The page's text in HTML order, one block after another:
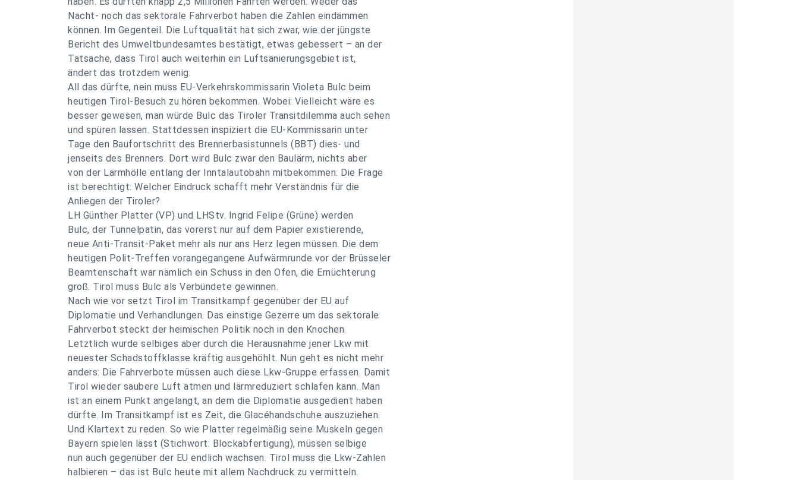
Nacht- noch das sektorale Fahrverbot haben die Zahlen eindämmen
können. Im Gegenteil. Die Luftqualität hat sich zwar, wie der jüngste
Bericht des Umweltbundesamtes bestätigt, etwas gebessert – an der
Tatsache, dass Tirol auch weiterhin ein Luftsanierungsgebiet ist,
ändert das trotzdem wenig.
All das dürfte, nein muss EU-Verkehrskommissarin Violeta Bulc beim
heutigen Tirol-Besuch zu hören bekommen. Wobei: Vielleicht wäre es
besser gewesen, man würde Bulc das Tiroler Transitdilemma auch sehen
und spüren lassen. Stattdessen inspiziert die EU-Kommissarin unter
Tage den Baufortschritt des Brennerbasistunnels (BBT) dies- und
jenseits des Brenners. Dort wird Bulc zwar den Baulärm, nichts aber
von der Lärmhölle entlang der Inntalautobahn mitbekommen. Die Frage
ist berechtigt: Welcher Eindruck schafft mehr Verständnis für die
Anliegen der Tiroler?
LH Günther Platter (VP) und LHStv. Ingrid Felipe (Grüne) werden
Bulc, der Tunnelpatin, das vorerst nur auf dem Papier existierende,
neue Anti-Transit-Paket mehr als nur ans Herz legen müssen. Die dem
heutigen Polit-Treffen vorangegangene Aufwärmrunde vor der Brüsseler
Beamtenschaft war nämlich ein Schuss in den Ofen, die Ernüchterung
groß. Tirol muss Bulc als Verbündete gewinnen.
Nach wie vor setzt Tirol im Transitkampf gegenüber der EU auf
Diplomatie und Verhandlungen. Das einstige Gezerre um das sektorale
Fahrverbot steckt der heimischen Politik noch in den Knochen.
Letztlich wurde selbiges aber durch die Herausnahme jener Lkw mit
neuester Schadstoffklasse kräftig ausgehöhlt. Nun geht es nicht mehr
anders: Die Fahrverbote müssen auch diese Lkw-Gruppe erfassen. Damit
Tirol wieder saubere Luft atmen und lärmreduziert schlafen kann. Man
ist an einem Punkt angelangt, an dem die Diplomatie ausgedient haben
dürfte. Im Transitkampf ist es Zeit, die Glacéhandschuhe auszuziehen.
Und Klartext zu reden. So wie Platter regelmäßig seine Muskeln gegen
Bayern spielen lässt (Stichwort: Blockabfertigung), müssen selbige
nun auch gegenüber der EU endlich wachsen. Tirol muss die Lkw-Zahlen
halbieren – das ist Bulc heute mit allem Nachdruck zu vermitteln.